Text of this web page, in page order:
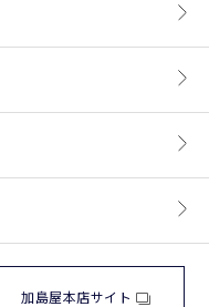
加島屋本店サイト